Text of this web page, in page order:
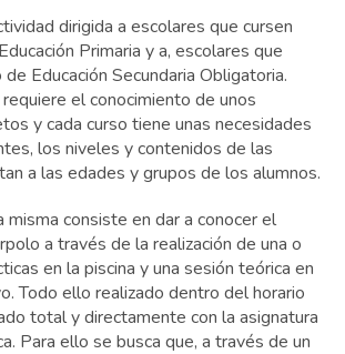
dirigida a escolares que cursen
Primaria y a, escolares que
de Educación Secundaria Obligatoria.
el conocimiento de unos
y cada curso tiene unas necesidades
los niveles y contenidos de las
a las edades y grupos de los alumnos.
misma consiste en dar a conocer el
a través de la realización de una o
en la piscina y una sesión teórica en
Todo ello realizado dentro del horario
total y directamente con la asignatura
Para ello se busca que, a través de un